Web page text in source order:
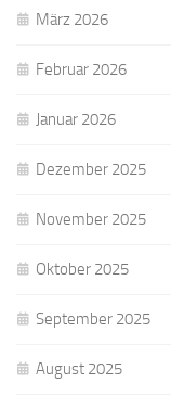
März 2026
Februar 2026
Januar 2026
Dezember 2025
November 2025
Oktober 2025
September 2025
August 2025